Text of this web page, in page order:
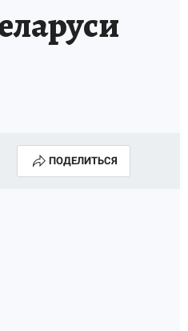
ПОДЕЛИТЬСЯ